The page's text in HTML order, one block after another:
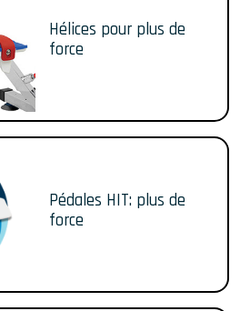
Hélices pour plus de
force
Pédales HIT: plus de
force